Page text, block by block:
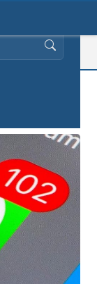
البحث عن: